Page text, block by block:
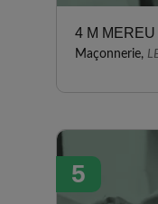
4 M MEREU
Maçonnerie,
5